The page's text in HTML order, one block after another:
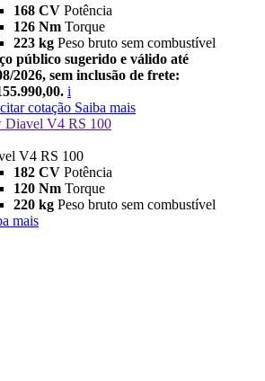
168 CV Potência
126 Nm Torque
223 kg Peso bruto sem combustível
público sugerido e válido até
2026, sem inclusão de frete:
i
cotação Saiba mais
Diavel V4 RS 100
V4 RS 100
182 CV Potência
120 Nm Torque
220 kg Peso bruto sem combustível
mais